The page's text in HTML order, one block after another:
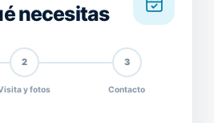
necesitas
2
y fotos
3
Contacto